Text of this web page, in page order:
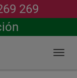
269
Buscar